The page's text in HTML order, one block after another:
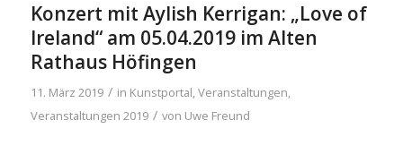
Konzert mit Aylish Kerrigan: „Love of
Ireland“ am 05.04.2019 im Alten
Rathaus Höfingen
11. März 2019 / in Kunstportal,Veranstaltungen,
Veranstaltungen 2019 / von Uwe Freund